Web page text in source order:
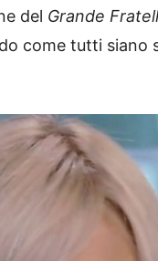
del Grande
come tutti